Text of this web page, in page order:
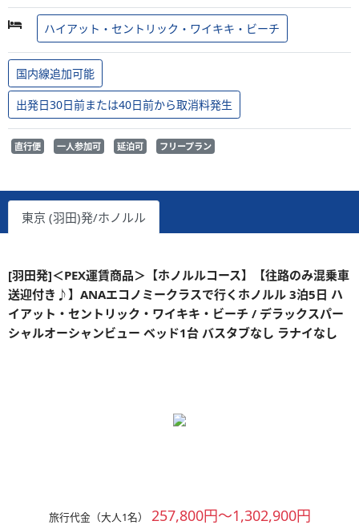
ハイアット・セントリック・ワイキキ・ビーチ
国内線追加可能
出発日30日前または40日前から取消料発生
直行便 一人参加可 延泊可 フリープラン
東京 (羽田)発/ホノルル
[羽田発]＜PEX運賃商品＞【ホノルルコース】【往路のみ混乗車
送迎付き♪】ANAエコノミークラスで行くホノルル 3泊5日 ハ
イアット・セントリック・ワイキキ・ビーチ / デラックスパー
シャルオーシャンビュー ベッド1台 バスタブなし ラナイなし
旅行代金（大人1名） 257,800円～1,302,900円